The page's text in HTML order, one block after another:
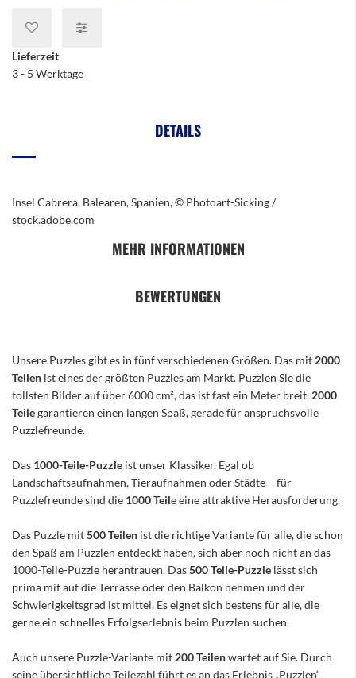
Lieferzeit
3 - 5 Werktage
DETAILS
Insel Cabrera, Balearen, Spanien, © Photoart-Sicking /
stock.adobe.com
MEHR INFORMATIONEN
BEWERTUNGEN
Unsere Puzzles gibt es in fünf verschiedenen Größen. Das mit 2000
Teilen ist eines der größten Puzzles am Markt. Puzzlen Sie die
tollsten Bilder auf über 6000 cm², das ist fast ein Meter breit. 2000
Teilegarantieren einen langen Spaß, gerade für anspruchsvolle
Puzzlefreunde.
Das 1000-Teile-Puzzle ist unser Klassiker. Egal ob
Landschaftsaufnahmen, Tieraufnahmen oder Städte – für
Puzzlefreunde sind die 1000 Teile eine attraktive Herausforderung.
Das Puzzle mit500 Teilen ist die richtige Variante für alle, die schon
den Spaß am Puzzlen entdeckt haben, sich aber noch nicht an das
1000-Teile-Puzzle herantrauen. Das500 Teile-Puzzle lässt sich
prima mit auf die Terrasse oder den Balkon nehmen und der
Schwierigkeitsgrad ist mittel. Es eignet sich bestens für alle, die
gerne ein schnelles Erfolgserlebnis beim Puzzlen suchen.
Auch unsere Puzzle-Variante mit 200 Teilenwartet auf Sie. Durch
seine übersichtliche Teilezahl führt es an das Erlebnis „Puzzlen“